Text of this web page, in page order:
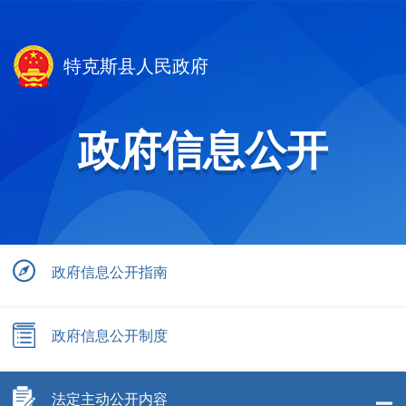
特克斯县人民政府
政府信息公开
政府信息公开指南
政府信息公开制度
法定主动公开内容